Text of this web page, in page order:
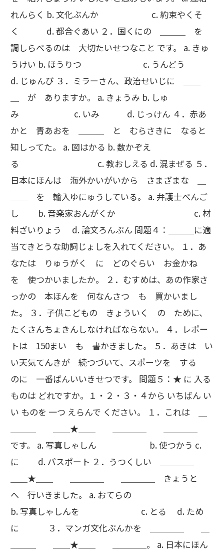
れんらく b. 文化ぶんか c. 約束やくそ
く d. 都合ぐあい ２．国くにの ＿＿＿ を
調しらべるのは 大切たいせつなこと です。 a. きゅ
うけい b. ほうりつ c. うんどう
d. じゅんび ３．ミラーさん、政治せいじに ＿＿
＿ が ありますか。 a. きょうみ b. しゅ
み c. いみ d. じっけん ４．赤あ
かと 青あおを ＿＿＿ と むらさきに なると
知しってた。 a. 図はかる b. 数かぞえ
る c. 教おしえる d. 混まぜる ５．
日本にほんは 海外かいがいから さまざまな ＿
＿＿ を 輸入ゆにゅうしている。 a. 弁護士べんご
し b. 音楽家おんがくか c. 材
料ざいりょう d. 論文ろんぶん 問題４：＿＿＿に適
当てきとうな助詞じょしを入れてください。 １．あ
なたは りゅうがく に どのぐらい お金かね
を 使つかいましたか。 ２．むすめは、あの作家さ
っかの 本ほんを 何なんさつ も 買かいまし
た。 ３．子供こどもの きょういく の ために、
たくさんちょきんしなければならない。 ４．レポー
トは 150まい も 書かきました。 ５．あきは い
い天気てんきが 続つづいて、スポーツを する
のに 一番ばんいいきせつです。 問題５：★ に 入る
ものは どれですか。１・２・３・４から いちばん い
い ものを 一つ えらんで ください。 １．これは ＿
＿＿＿ ＿＿★＿＿ ＿＿＿＿ ＿＿＿＿
です。 a. 写真しゃしん b. 使つかう c.
に d. パスポート ２．うつくしい ＿＿＿＿
＿＿★＿＿ ＿＿＿＿ ＿＿＿＿ きょうと
へ 行いきました。 a. おてらの
b. 写真しゃしんを c. とる d. ため
に ３．マンガ文化ぶんかを ＿＿＿＿ ＿
＿＿＿ ＿＿★＿＿ ＿＿＿＿。 a. 日本にほん